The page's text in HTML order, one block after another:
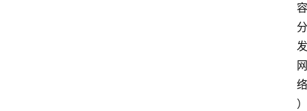
容
分
发
网
络
）